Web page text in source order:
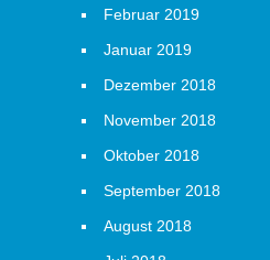
Februar 2019
Januar 2019
Dezember 2018
November 2018
Oktober 2018
September 2018
August 2018